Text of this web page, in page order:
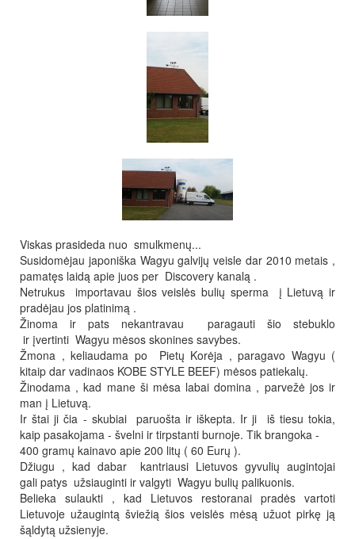
Viskas prasideda nuo smulkmenų...
Susidomėjau japoniška Wagyu galvijų veisle dar 2010 metais ,
pamatęs laidą apie juos per Discovery kanalą .
Netrukus importavau šios veislės bulių sperma į Lietuvą ir
pradėjau jos platinimą .
Žinoma ir pats nekantravau paragauti šio stebuklo
ir įvertinti Wagyu mėsos skonines savybes.
Žmona , keliaudama po Pietų Korėja , paragavo Wagyu (
kitaip dar vadinaos KOBE STYLE BEEF) mėsos patiekalų.
Žinodama , kad mane ši mėsa labai domina , parvežė jos ir
man į Lietuvą.
Ir štai ji čia - skubiai paruošta ir iškepta. Ir ji iš tiesu tokia,
kaip pasakojama - švelni ir tirpstanti burnoje. Tik brangoka -
400 gramų kainavo apie 200 litų ( 60 Eurų ).
Džiugu , kad dabar kantriausi Lietuvos gyvulių augintojai
gali patys užsiauginti ir valgyti Wagyu bulių palikuonis.
Belieka sulaukti , kad Lietuvos restoranai pradės vartoti
Lietuvoje užaugintą šviežią šios veislės mėsą užuot pirkę ją
šąldytą užsienyje.